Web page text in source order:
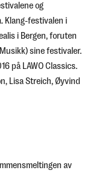
og
Klang-festivalen i
i Bergen, foruten
sine festivaler.
på LAWO Classics.
Lisa Streich, Øyvind
av